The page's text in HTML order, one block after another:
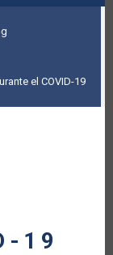
el COVID-19
19